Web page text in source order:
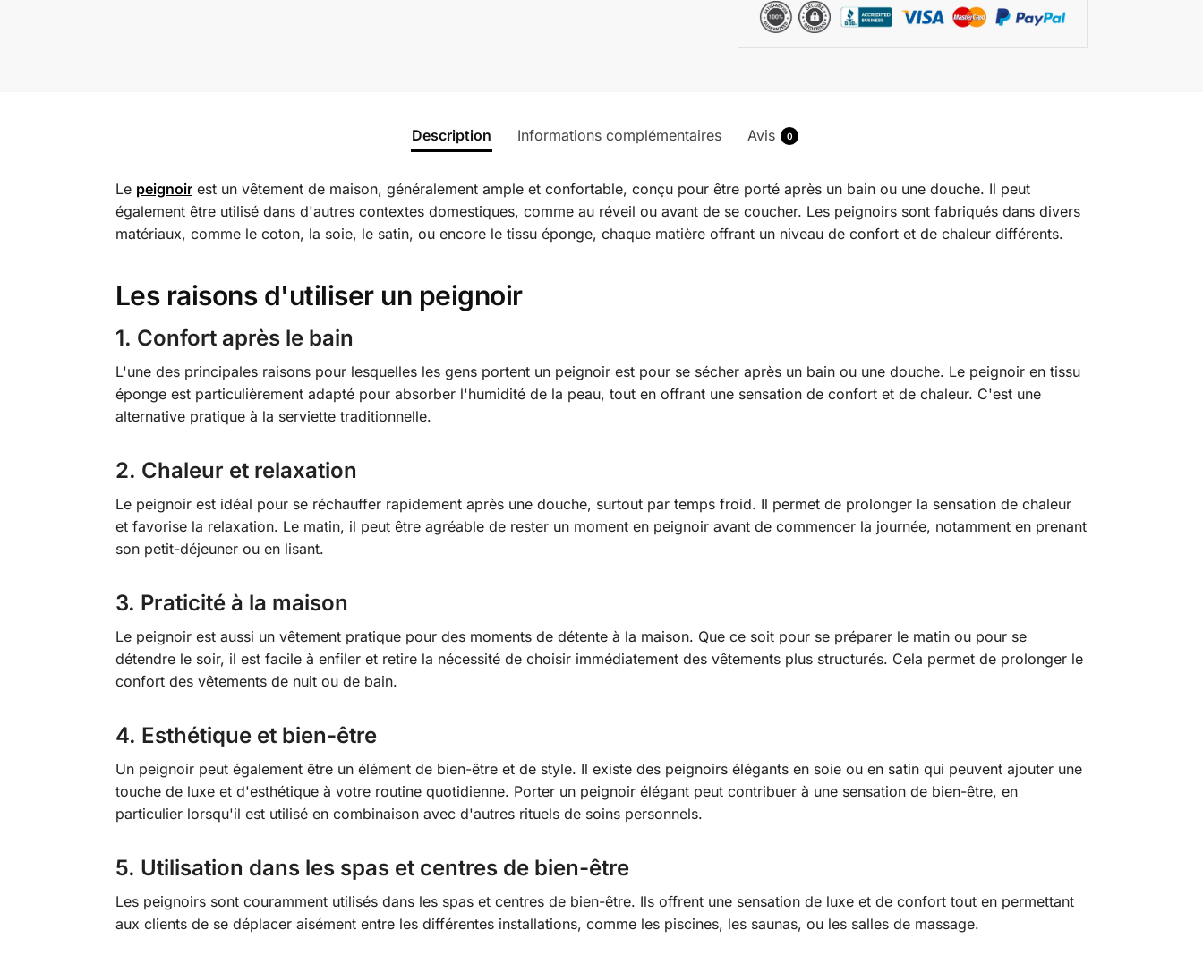
Description Informations complémentaires Avis 0
Le peignoirest un vêtement de maison, généralement ample et confortable, conçu pour être porté après un bain ou une douche. Il peut
également être utilisé dans d'autres contextes domestiques, comme au réveil ou avant de se coucher. Les peignoirs sont fabriqués dans divers
matériaux, comme le coton, la soie, le satin, ou encore le tissu éponge, chaque matière offrant un niveau de confort et de chaleur différents.
Les raisons d'utiliser un peignoir
1. Confort après le bain
L'une des principales raisons pour lesquelles les gens portent un peignoir est pour se sécher après un bain ou une douche. Le peignoir en tissu
éponge est particulièrement adapté pour absorber l'humidité de la peau, tout en offrant une sensation de confort et de chaleur. C'est une
alternative pratique à la serviette traditionnelle.
2. Chaleur et relaxation
Le peignoir est idéal pour se réchauffer rapidement après une douche, surtout par temps froid. Il permet de prolonger la sensation de chaleur
et favorise la relaxation. Le matin, il peut être agréable de rester un moment en peignoir avant de commencer la journée, notamment en prenant
son petit-déjeuner ou en lisant.
3. Praticité à la maison
Le peignoir est aussi un vêtement pratique pour des moments de détente à la maison. Que ce soit pour se préparer le matin ou pour se
détendre le soir, il est facile à enfiler et retire la nécessité de choisir immédiatement des vêtements plus structurés. Cela permet de prolonger le
confort des vêtements de nuit ou de bain.
4. Esthétique et bien-être
Un peignoir peut également être un élément de bien-être et de style. Il existe des peignoirs élégants en soie ou en satin qui peuvent ajouter une
touche de luxe et d'esthétique à votre routine quotidienne. Porter un peignoir élégant peut contribuer à une sensation de bien-être, en
particulier lorsqu'il est utilisé en combinaison avec d'autres rituels de soins personnels.
5. Utilisation dans les spas et centres de bien-être
Les peignoirs sont couramment utilisés dans les spas et centres de bien-être. Ils offrent une sensation de luxe et de confort tout en permettant
aux clients de se déplacer aisément entre les différentes installations, comme les piscines, les saunas, ou les salles de massage.